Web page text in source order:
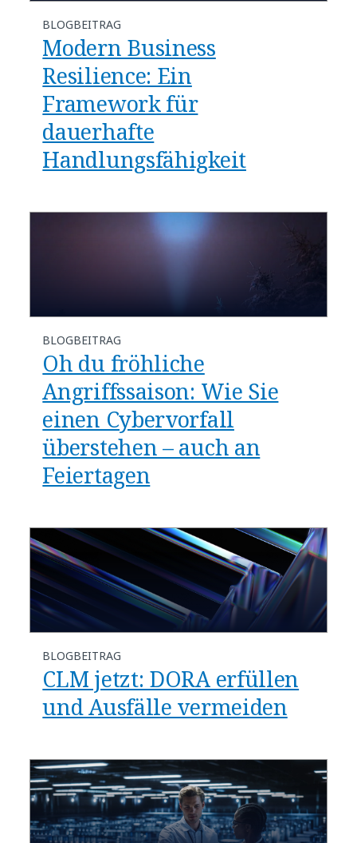
BLOGBEITRAG
Modern Business
Resilience: Ein
Framework für
dauerhafte
Handlungsfähigkeit
BLOGBEITRAG
Oh du fröhliche
Angriffssaison: Wie Sie
einen Cybervorfall
überstehen – auch an
Feiertagen
BLOGBEITRAG
CLM jetzt: DORA erfüllen
und Ausfälle vermeiden